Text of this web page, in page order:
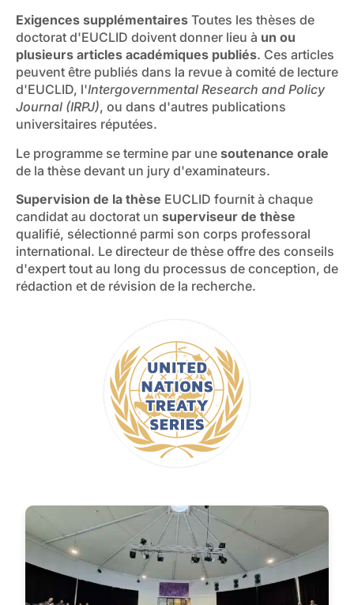
Exigences supplémentaires Toutes les thèses de
doctorat d'EUCLID doivent donner lieu à un ou
plusieurs articles académiques publiés. Ces articles
peuvent être publiés dans la revue à comité de lecture
d'EUCLID, l'Intergovernmental Research and Policy
Journal (IRPJ), ou dans d'autres publications
universitaires réputées.
Le programme se termine par une soutenance orale
de la thèse devant un jury d'examinateurs.
Supervision de la thèse EUCLID fournit à chaque
candidat au doctorat un superviseur de thèse
qualifié, sélectionné parmi son corps professoral
international. Le directeur de thèse offre des conseils
d'expert tout au long du processus de conception, de
rédaction et de révision de la recherche.